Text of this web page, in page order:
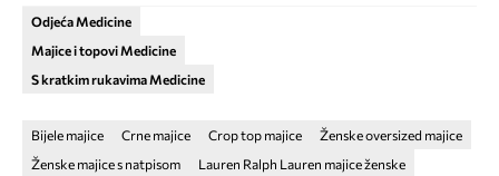
Odjeća Medicine
Majice i topovi Medicine
S kratkim rukavima Medicine
Bijele majice Crne majice Crop top majice
Ženske oversized majice
Ženske majice s natpisom
Lauren Ralph Lauren majice ženske